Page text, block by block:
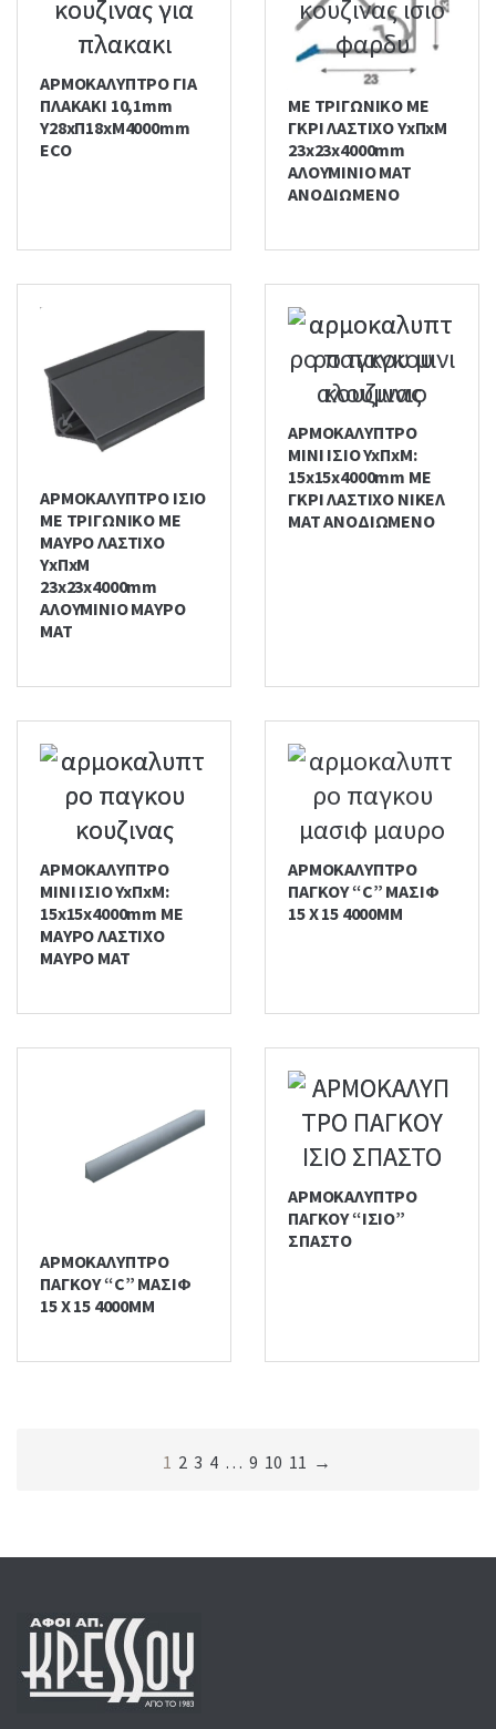
ΑΡΜΟΚΑΛΥΠΤΡΟ ΓΙΑ
ΠΛΑΚΑΚΙ 10,1mm
Υ28xΠ18xΜ4000mm
ECO
ΑΡΜΟΚΑΛΥΠΤΡΟ ΙΣΙΟ
ΜΕ ΤΡΙΓΩΝΙΚΟ ΜΕ
ΓΚΡΙ ΛΑΣΤΙΧΟ ΥxΠxΜ
23x23x4000mm
ΑΛΟΥΜΙΝΙΟ ΜΑΤ
ΑΝΟΔΙΩΜΕΝΟ
ΑΡΜΟΚΑΛΥΠΤΡΟ ΙΣΙΟ
ΜΕ ΤΡΙΓΩΝΙΚΟ ΜΕ
ΜΑΥΡΟ ΛΑΣΤΙΧΟ
ΥxΠxΜ
23x23x4000mm
ΑΛΟΥΜΙΝΙΟ ΜΑΥΡΟ
ΜΑΤ
ΑΡΜΟΚΑΛΥΠΤΡΟ
ΜΙΝΙ ΙΣΙΟ YxΠxΜ:
15x15x4000mm ΜΕ
ΓΚΡΙ ΛΑΣΤΙΧΟ ΝΙΚΕΛ
ΜΑΤ ΑΝΟΔΙΩΜΕΝΟ
ΑΡΜΟΚΑΛΥΠΤΡΟ
ΜΙΝΙ ΙΣΙΟ YxΠxΜ:
15x15x4000mm ΜΕ
ΜΑΥΡΟ ΛΑΣΤΙΧΟ
ΜΑΥΡΟ ΜΑΤ
ΑΡΜΟΚΑΛΥΠΤΡΟ
ΠΑΓΚΟΥ “C” ΜΑΣΙΦ
15 Χ 15 4000ΜΜ
ΑΡΜΟΚΑΛΥΠΤΡΟ
ΠΑΓΚΟΥ “C” ΜΑΣΙΦ
15 Χ 15 4000ΜΜ
ΑΡΜΟΚΑΛΥΠΤΡΟ
ΠΑΓΚΟΥ “ΙΣΙΟ”
ΣΠΑΣΤΟ
1 2 3 4 … 9 10 11 →